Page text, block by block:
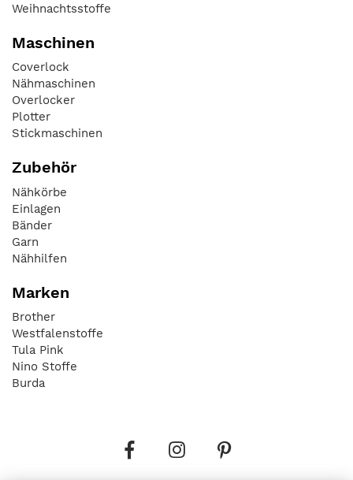
Weihnachtsstoffe
Maschinen
Coverlock
Nähmaschinen
Overlocker
Plotter
Stickmaschinen
Zubehör
Nähkörbe
Einlagen
Bänder
Garn
Nähhilfen
Marken
Brother
Westfalenstoffe
Tula Pink
Nino Stoffe
Burda